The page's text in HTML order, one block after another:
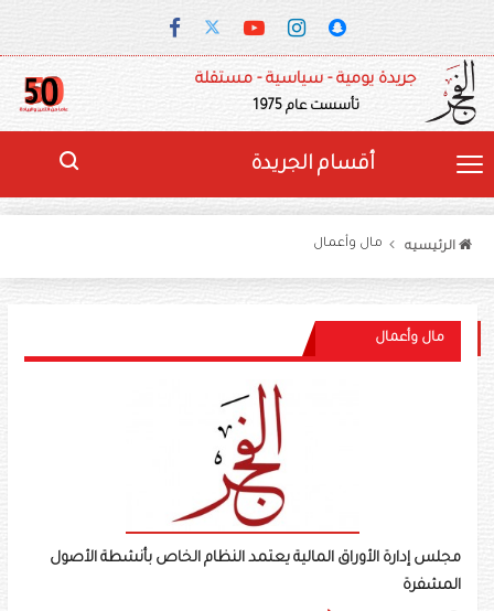
جريدة يومية - سياسية - مستقلة
تأسست عام 1975
أقسام الجريدة
الرئيسيه مال وأعمال
مال وأعمال
مجلس إدارة الأوراق المالية يعتمد النظام الخاص بأنشطة الأصول
المشفرة